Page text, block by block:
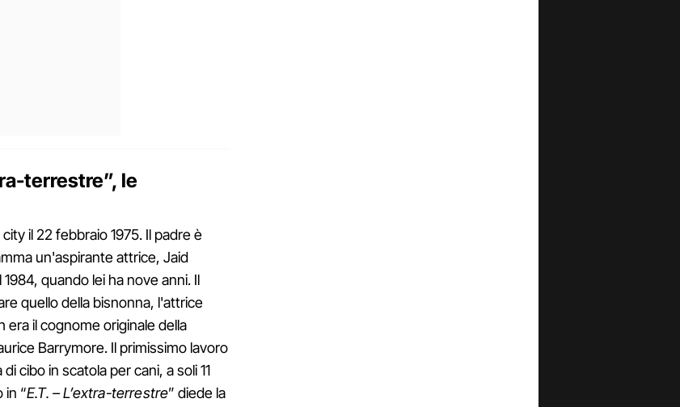
terrestre”, le
il 22 febbraio 1975. Il padre è
un'aspirante attrice, Jaid
quando lei ha nove anni. Il
quello della bisnonna, l'attrice
il cognome originale della
Barrymore. Il primissimo lavoro
cibo in scatola per cani, a soli 11
in “E.T. – L’extra-terrestre” diede la